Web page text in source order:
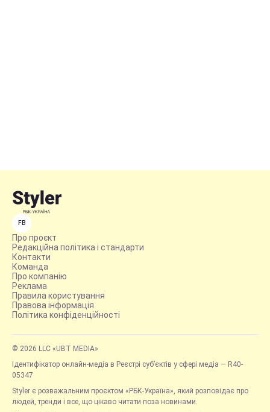
FB
Про проєкт
Редакційна політика і стандарти
Контакти
Команда
Про компанію
Реклама
Правила користування
Правова інформація
Політика конфіденційності
© 2026 LLC «UBT MEDIA»
Ідентифікатор онлайн-медіа в Реєстрі суб’єктів у сфері медіа — R40-
05347
Styler є розважальним проєктом «РБК-Україна», який розповідає про
людей, тренди і все, що цікаво читати поза новинами.